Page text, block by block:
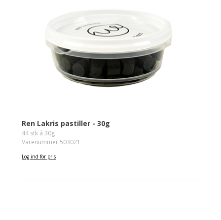
Ren Lakris pastiller - 30g
44 stk á 30g
Varenummer 503021
Log ind for pris